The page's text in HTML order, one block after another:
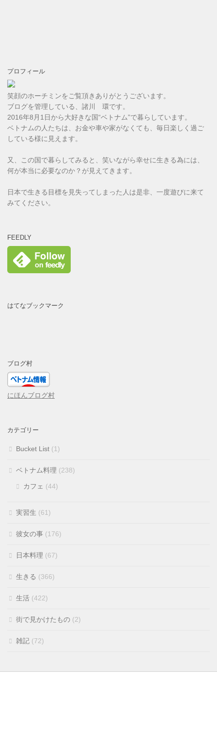
プロフィール
笑顔のホーチミンをご覧頂きありがとうございます。
ブログを管理している、諸川 環です。
2016年8月1日から大好きな国“ベトナム”で暮らしています。
ベトナムの人たちは、お金や車や家がなくても、毎日楽しく過ご
している様に見えます。
又、この国で暮らしてみると、笑いながら幸せに生きる為には、
何が本当に必要なのか？が見えてきます。
日本で生きる目標を見失ってしまった人は是非、一度遊びに来て
みてください。
FEEDLY
はてなブックマーク
ブログ村
にほんブログ村
カテゴリー
Bucket List (1)
ベトナム料理 (238)
カフェ (44)
実習生 (61)
彼女の事 (176)
日本料理 (67)
生きる (366)
生活 (422)
街で見かけたもの (2)
雑記 (72)